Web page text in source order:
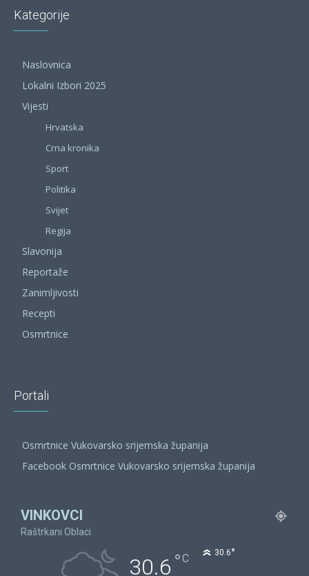
Kategorije
Naslovnica
Lokalni Izbori 2025
Vijesti
Hrvatska
Crna kronika
Sport
Politika
Svijet
Regija
Slavonija
Reportaže
Zanimljivosti
Recepti
Osmrtnice
Portali
Osmrtnice Vukovarsko srijemska županija
Facebook Osmrtnice Vukovarsko srijemska županija
VINKOVCI
Raštrkani Oblaci
30.6 °C 30.6°